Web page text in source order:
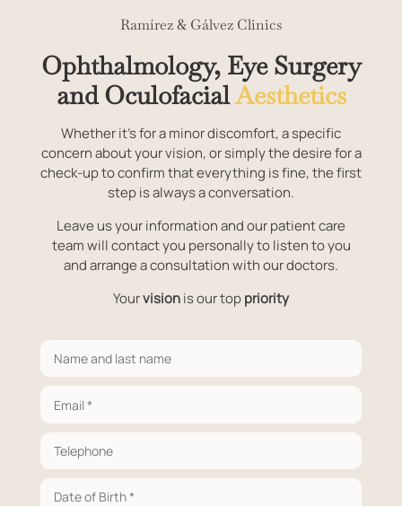
Ramírez & Gálvez Clinics
Ophthalmology, Eye Surgery
and OculofacialAesthetics
Whether it's for a minor discomfort, a specific
concern about your vision, or simply the desire for a
check-up to confirm that everything is fine, the first
step is always a conversation.
Leave us your information and our patient care
team will contact you personally to listen to you
and arrange a consultation with our doctors.
Yourvisionis our toppriority